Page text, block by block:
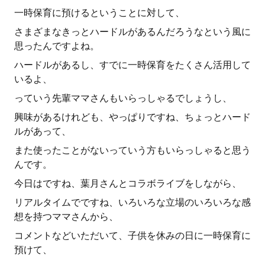
一時保育に預けるということに対して、
さまざまなきっとハードルがあるんだろうなという風に
思ったんですよね。
ハードルがあるし、すでに一時保育をたくさん活用して
いるよ、
っていう先輩ママさんもいらっしゃるでしょうし、
興味があるけれども、やっぱりですね、ちょっとハード
ルがあって、
また使ったことがないっていう方もいらっしゃると思う
んです。
今日はですね、葉月さんとコラボライブをしながら、
リアルタイムでですね、いろいろな立場のいろいろな感
想を持つママさんから、
コメントなどいただいて、子供を休みの日に一時保育に
預けて、